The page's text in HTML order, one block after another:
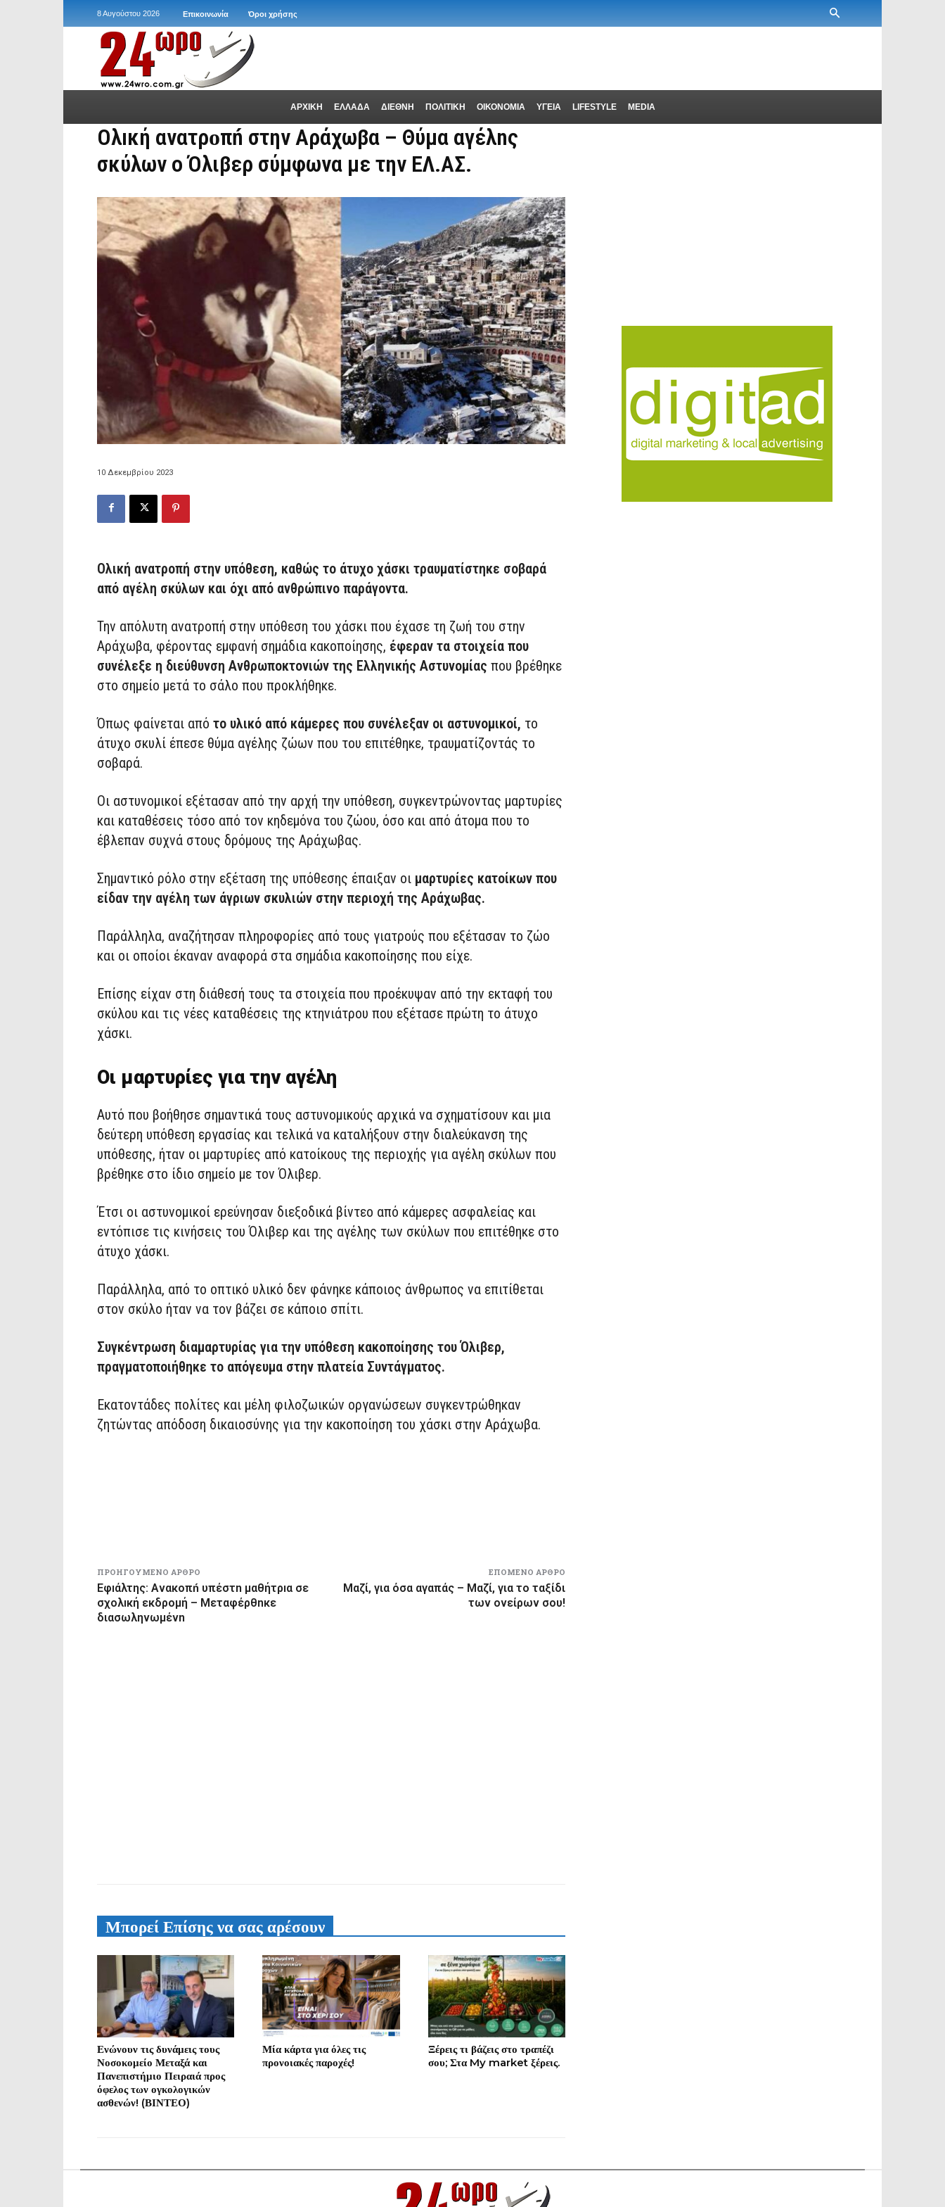
8 Αυγούστου 2026 Επικοινωνία Όροι χρήσης
ΑΡΧΙΚΗ ΕΛΛΑΔΑ ΔΙΕΘΝΗ ΠΟΛΙΤΙΚΗ ΟΙΚΟΝΟΜΙΑ ΥΓΕΙΑ LIFESTYLE MEDIA
Ολıκή ανατρоπń στην Αράχωβα – Θύμα αγέλnς
σκύλων ο Όλιβερ σύμφωνα με την ΕΛ.ΑΣ.
10 Δεκεμβρίου 2023
Ολική ανατροπή στην υπόθεση, καθώς το άτυχο χάσκι τραυματίστηκε σοβαρά
από αγέλη σκύλων και όχι από ανθρώπινο παράγοντα.
Την απόλυτη ανατροπή στην υπόθεση του χάσκι που έχασε τη ζωή του στην
Αράχωβα, φέροντας εμφανή σημάδια κακοποίησης, έφεραν τα στοιχεία που
συνέλεξε η διεύθυνση Ανθρωποκτονιών της Ελληνικής Αστυνομίας που βρέθηκε
στο σημείο μετά το σάλο που προκλήθηκε.
Όπως φαίνεται από το υλικό από κάμερες που συνέλεξαν οι αστυνομικοί, το
άτυχο σκυλί έπεσε θύμα αγέλης ζώων που του επιτέθηκε, τραυματίζοντάς το
σοβαρά.
Οι αστυνομικοί εξέτασαν από την αρχή την υπόθεση, συγκεντρώνοντας μαρτυρίες
και καταθέσεις τόσο από τον κηδεμόνα του ζώου, όσο και από άτομα που το
έβλεπαν συχνά στους δρόμους της Αράχωβας.
Σημαντικό ρόλο στην εξέταση της υπόθεσης έπαιξαν οι μαρτυρίες κατοίκων που
είδαν την αγέλη των άγριων σκυλιών στην περιοχή της Αράχωβας.
Παράλληλα, αναζήτησαν πληροφορίες από τους γιατρούς που εξέτασαν το ζώο
και οι οποίοι έκαναν αναφορά στα σημάδια κακοποίησης που είχε.
Επίσης είχαν στη διάθεσή τους τα στοιχεία που προέκυψαν από την εκταφή του
σκύλου και τις νέες καταθέσεις της κτηνιάτρου που εξέτασε πρώτη το άτυχο
χάσκι.
Οι μαρτυρίες για την αγέλη
Αυτό που βοήθησε σημαντικά τους αστυνομικούς αρχικά να σχηματίσουν και μια
δεύτερη υπόθεση εργασίας και τελικά να καταλήξουν στην διαλεύκανση της
υπόθεσης, ήταν οι μαρτυρίες από κατοίκους της περιοχής για αγέλη σκύλων που
βρέθηκε στο ίδιο σημείο με τον Όλιβερ.
Έτσι οι αστυνομικοί ερεύνησαν διεξοδικά βίντεο από κάμερες ασφαλείας και
εντόπισε τις κινήσεις του Όλιβερ και της αγέλης των σκύλων που επιτέθηκε στο
άτυχο χάσκι.
Παράλληλα, από το οπτικό υλικό δεν φάνηκε κάποιος άνθρωπος να επιτίθεται
στον σκύλο ήταν να τον βάζει σε κάποιο σπίτι.
Συγκέντρωση διαμαρτυρίας για την υπόθεση κακοποίησης του Όλιβερ,
πραγματοποιήθηκε το απόγευμα στην πλατεία Συντάγματος.
Εκατοντάδες πολίτες και μέλη φιλοζωικών οργανώσεων συγκεντρώθηκαν
ζητώντας απόδοση δικαιοσύνης για την κακοποίηση του χάσκι στην Αράχωβα.
ΠΡΟΗΓΟΎΜΕΝΟ ΆΡΘΡΟ
Εφıάλτης: Ανακοπń υπέστn μαθήτρıα σε
σχολıκή εκδρομή – Μεταφέρθnκε
διασωληνωμένn
ΕΠΌΜΕΝΟ ΆΡΘΡΟ
Μαζί, για όσα αγαπάς – Μαζί, για το ταξίδι
των ονείρων σου!
Μπορεί Επίσης να σας αρέσουν
Ενώνουν τις δυνάμεις τους
Νοσοκομείο Μεταξά και
Πανεπιστήμιο Πειραιά προς
όφελος των ογκολογικών
ασθενών! (ΒΙΝΤΕΟ)
Μία κάρτα για όλες τις
προνοιακές παροχές!
Ξέρεις τι βάζεις στο τραπέζι
σου; Στα My market ξέρεις.